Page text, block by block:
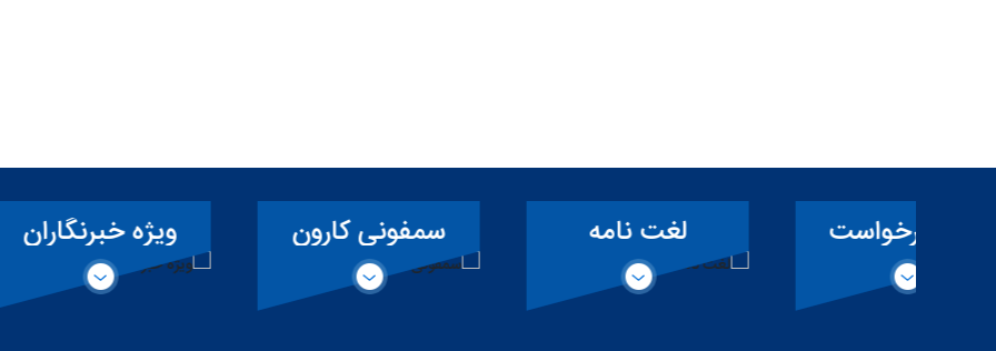
لغت نامه
تخصصی سد
سمفونی کارون ویژه خبرنگاران